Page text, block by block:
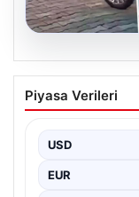
06.08.2026
Rapçi
Nedeniyle
gerçekleştirdiği
Piyasa Verileri
USD
EUR